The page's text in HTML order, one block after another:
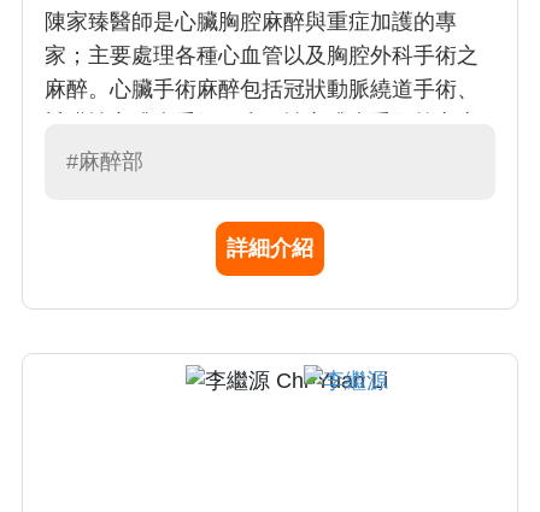
陳家臻醫師是心臟胸腔麻醉與重症加護的專
家；主要處理各種心血管以及胸腔外科手術之
麻醉。心臟手術麻醉包括冠狀動脈繞道手術、
醉。胸腔手術麻醉則包括了胸腔腫瘤手術、食
未來工作強調：改善病人運送過程之安全與照
護之整體性、提昇體外心肺循環之臨床工作品
#麻醉部
詳細介紹